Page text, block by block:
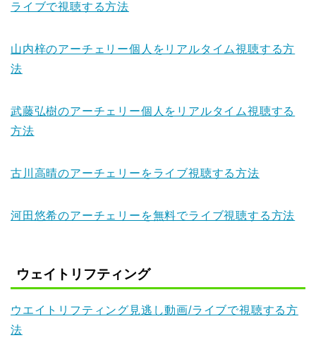
ライブで視聴する方法
山内梓のアーチェリー個人をリアルタイム視聴する方
法
武藤弘樹のアーチェリー個人をリアルタイム視聴する
方法
古川高晴のアーチェリーをライブ視聴する方法
河田悠希のアーチェリーを無料でライブ視聴する方法
ウェイトリフティング
ウエイトリフティング見逃し動画/ライブで視聴する方
法